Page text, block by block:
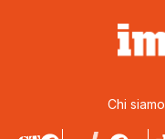
Chi siamo